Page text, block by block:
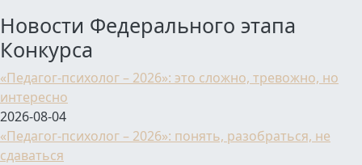
Новости Федерального этапа
Конкурса
«Педагог-психолог – 2026»: это сложно, тревожно, но
интересно
2026-08-04
«Педагог-психолог – 2026»: понять, разобраться, не
сдаваться